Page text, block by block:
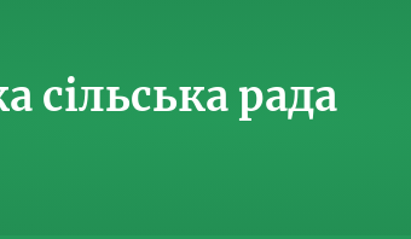
сільська рада